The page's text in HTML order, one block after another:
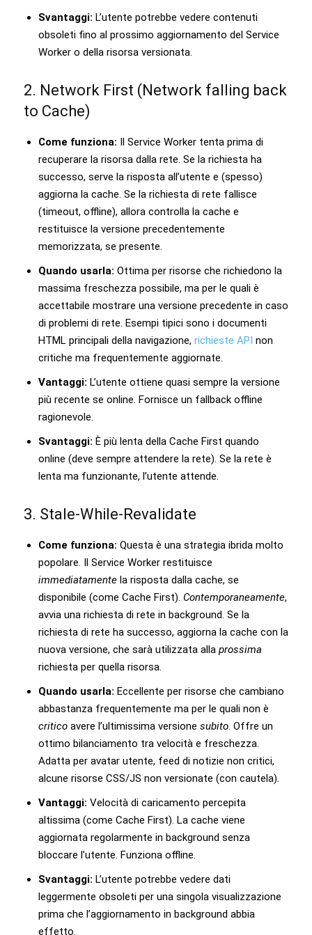
Svantaggi: L’utente potrebbe vedere contenuti
obsoleti fino al prossimo aggiornamento del Service
Worker o della risorsa versionata.
2. Network First (Network falling back
to Cache)
Come funziona: Il Service Worker tenta prima di
recuperare la risorsa dalla rete. Se la richiesta ha
successo, serve la risposta all’utente e (spesso)
aggiorna la cache. Se la richiesta di rete fallisce
(timeout, offline), allora controlla la cache e
restituisce la versione precedentemente
memorizzata, se presente.
Quando usarla: Ottima per risorse che richiedono la
massima freschezza possibile, ma per le quali è
accettabile mostrare una versione precedente in caso
di problemi di rete. Esempi tipici sono i documenti
HTML principali della navigazione, richieste API non
critiche ma frequentemente aggiornate.
Vantaggi: L’utente ottiene quasi sempre la versione
più recente se online. Fornisce un fallback offline
ragionevole.
Svantaggi: È più lenta della Cache First quando
online (deve sempre attendere la rete). Se la rete è
lenta ma funzionante, l’utente attende.
3. Stale-While-Revalidate
Come funziona: Questa è una strategia ibrida molto
popolare. Il Service Worker restituisce
immediatamente la risposta dalla cache, se
disponibile (come Cache First). Contemporaneamente,
avvia una richiesta di rete in background. Se la
richiesta di rete ha successo, aggiorna la cache con la
nuova versione, che sarà utilizzata alla prossima
richiesta per quella risorsa.
Quando usarla: Eccellente per risorse che cambiano
abbastanza frequentemente ma per le quali non è
critico avere l’ultimissima versione subito . Offre un
ottimo bilanciamento tra velocità e freschezza.
Adatta per avatar utente, feed di notizie non critici,
alcune risorse CSS/JS non versionate (con cautela).
Vantaggi: Velocità di caricamento percepita
altissima (come Cache First). La cache viene
aggiornata regolarmente in background senza
bloccare l’utente. Funziona offline.
Svantaggi: L’utente potrebbe vedere dati
leggermente obsoleti per una singola visualizzazione
prima che l’aggiornamento in background abbia
effetto.